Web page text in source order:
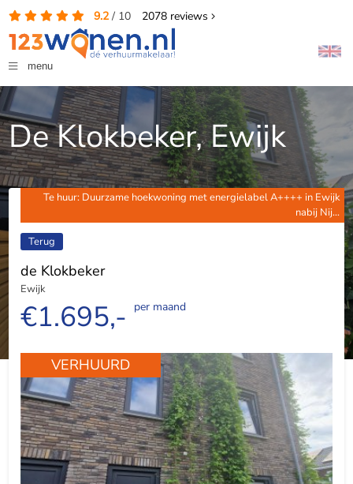
9.2/ 10 2078reviews
menu
De Klokbeker, Ewijk
Te huur: Duurzame hoekwoning met energielabel A++++ in Ewijk
nabij Nij...
Terug
de Klokbeker
Ewijk
€1.695,- per maand
VERHUURD